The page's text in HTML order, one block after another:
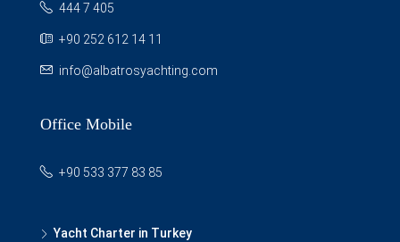
444 7 405
+90 252 612 14 11
info@albatrosyachting.com
Office Mobile
+90 533 377 83 85
Yacht Charter in Turkey